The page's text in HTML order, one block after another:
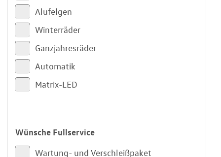
Alufelgen
Winterräder
Ganzjahresräder
Automatik
Matrix-LED
Wünsche Fullservice
Wartung- und Verschleißpaket